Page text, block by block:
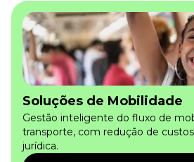
Soluções de Mobilidade
Gestão inteligente do fluxo de
transporte, com redução de
jurídica.